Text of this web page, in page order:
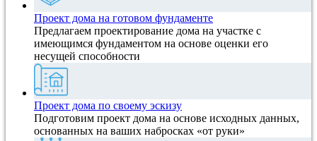
Проект дома на готовом фундаменте
Предлагаем проектирование дома на участке с
имеющимся фундаментом на основе оценки его
несущей способности
Проект дома по своему эскизу
Подготовим проект дома на основе исходных данных,
основанных на ваших набросках «от руки»